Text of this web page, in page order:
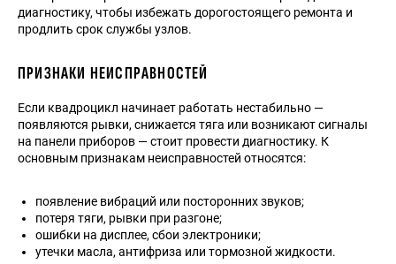
диагностику, чтобы избежать дорогостоящего ремонта и
продлить срок службы узлов.
ПРИЗНАКИ НЕИСПРАВНОСТЕЙ
Если квадроцикл начинает работать нестабильно —
появляются рывки, снижается тяга или возникают сигналы
на панели приборов — стоит провести диагностику. К
основным признакам неисправностей относятся:
появление вибраций или посторонних звуков;
потеря тяги, рывки при разгоне;
ошибки на дисплее, сбои электроники;
утечки масла, антифриза или тормозной жидкости.